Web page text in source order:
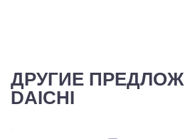
ДРУГИЕ
DAICHI